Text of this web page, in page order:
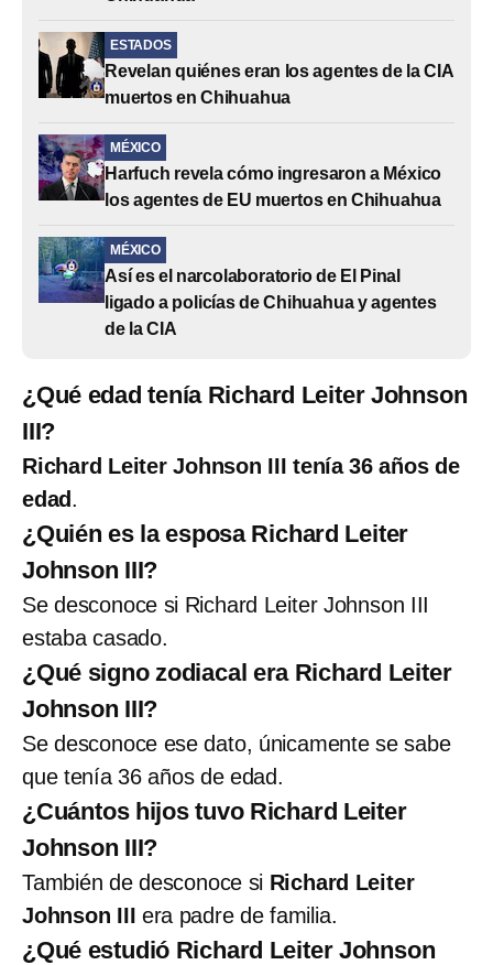
ESTADOS
Revelan quiénes eran los agentes de la CIA
muertos en Chihuahua
MÉXICO
Harfuch revela cómo ingresaron a México
los agentes de EU muertos en Chihuahua
MÉXICO
Así es el narcolaboratorio de El Pinal
ligado a policías de Chihuahua y agentes
de la CIA
¿Qué edad tenía Richard Leiter Johnson
III?
Richard Leiter Johnson III tenía 36 años de
edad .
¿Quién es la esposa Richard Leiter
Johnson III?
Se desconoce si Richard Leiter Johnson III
estaba casado.
¿Qué signo zodiacal era Richard Leiter
Johnson III?
Se desconoce ese dato, únicamente se sabe
que tenía 36 años de edad.
¿Cuántos hijos tuvo Richard Leiter
Johnson III?
También de desconoce si Richard Leiter
Johnson III era padre de familia.
¿Qué estudió Richard Leiter Johnson